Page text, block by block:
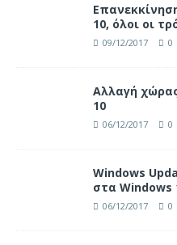
10, όλοι οι
09/12/2017 0
Αλλαγή
10
06/12/2017 0
Windows
στα Windows
06/12/2017 0